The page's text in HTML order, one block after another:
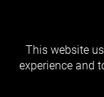
This website
experience and